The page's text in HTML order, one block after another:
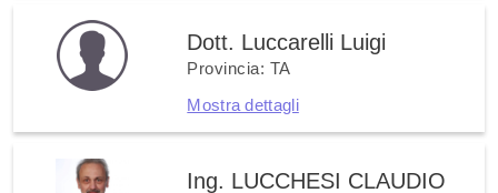
Dott. Luccarelli Luigi
Provincia: TA
Mostra dettagli
Ing. LUCCHESI CLAUDIO